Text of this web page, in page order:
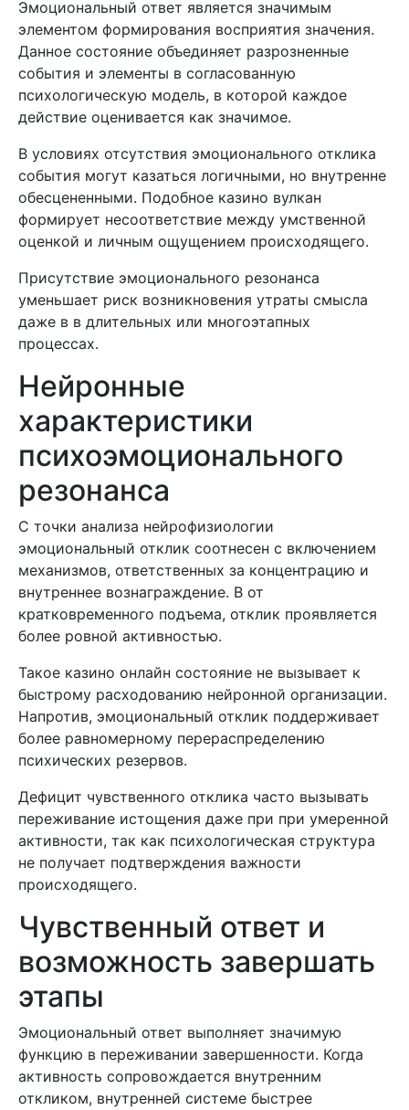
Эмоциональный ответ является значимым
элементом формирования восприятия значения.
Данное состояние объединяет разрозненные
события и элементы в согласованную
психологическую модель, в которой каждое
действие оценивается как значимое.
В условиях отсутствия эмоционального отклика
события могут казаться логичными, но внутренне
обесцененными. Подобное казино вулкан
формирует несоответствие между умственной
оценкой и личным ощущением происходящего.
Присутствие эмоционального резонанса
уменьшает риск возникновения утраты смысла
даже в в длительных или многоэтапных
процессах.
Нейронные
характеристики
психоэмоционального
резонанса
С точки анализа нейрофизиологии
эмоциональный отклик соотнесен с включением
механизмов, ответственных за концентрацию и
внутреннее вознаграждение. В от
кратковременного подъема, отклик проявляется
более ровной активностью.
Такое казино онлайн состояние не вызывает к
быстрому расходованию нейронной организации.
Напротив, эмоциональный отклик поддерживает
более равномерному перераспределению
психических резервов.
Дефицит чувственного отклика часто вызывать
переживание истощения даже при при умеренной
активности, так как психологическая структура
не получает подтверждения важности
происходящего.
Чувственный ответ и
возможность завершать
этапы
Эмоциональный ответ выполняет значимую
функцию в переживании завершенности. Когда
активность сопровождается внутренним
откликом, внутренней системе быстрее